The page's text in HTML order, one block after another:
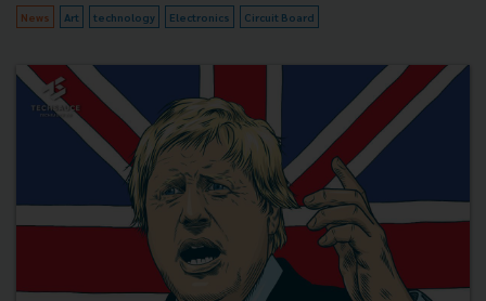
News Art technology Electronics Circuit Board